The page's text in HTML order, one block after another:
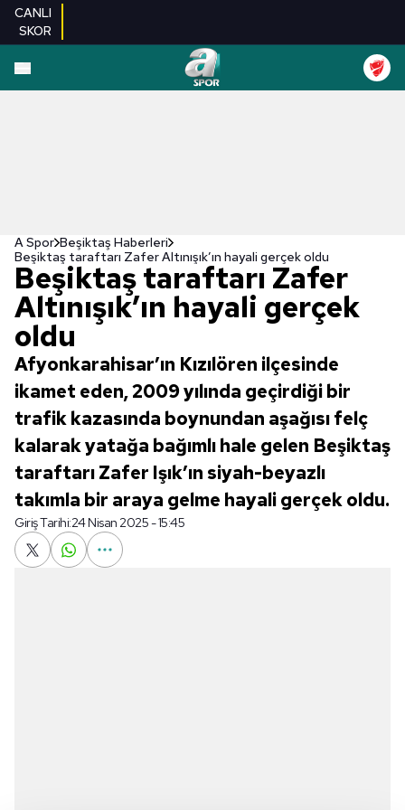
CANLI
SKOR
A Spor Beşiktaş Haberleri
Beşiktaş taraftarı Zafer Altınışık’ın hayali gerçek oldu
Beşiktaş taraftarı Zafer
Altınışık’ın hayali gerçek
oldu
Afyonkarahisar’ın Kızılören ilçesinde
ikamet eden, 2009 yılında geçirdiği bir
trafik kazasında boynundan aşağısı felç
kalarak yatağa bağımlı hale gelen Beşiktaş
taraftarı Zafer Işık’ın siyah-beyazlı
takımla bir araya gelme hayali gerçek oldu.
Giriş Tarihi:24 Nisan 2025 - 15:45